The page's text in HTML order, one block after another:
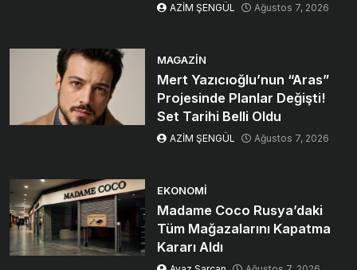
AZİM ŞENGÜL Ağustos 7, 2026
MAGAZIN
Mert Yazıcıoğlu’nun “Aras”
Projesinde Planlar Değişti!
Set Tarihi Belli Oldu
AZİM ŞENGÜL Ağustos 7, 2026
EKONOMI
Madame Coco Rusya’daki
Tüm Mağazalarını Kapatma
Kararı Aldı